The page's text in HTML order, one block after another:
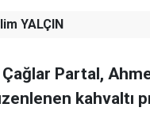
YALÇIN
Partal,
kahvaltı